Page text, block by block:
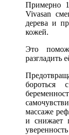
Примерно
Vivasan
дерева и
кожей.
Это
разгладить
массаже
и снижает